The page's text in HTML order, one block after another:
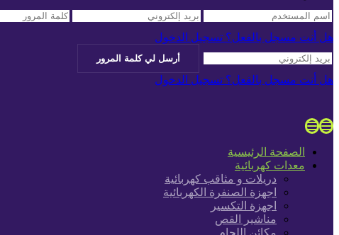
هل أنت مسجل بالفعل؟ تسجيل الدخول
هل أنت مسجل بالفعل؟ تسجيل الدخول
الصفحة الرئيسية
معدات كهربائية
دريلات و مثاقب كهربائية
اجهزة الصنفرة الكهربائية
اجهزة التكسير
مناشير القص
مكائن اللحام